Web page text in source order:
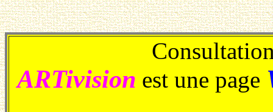
ARTivision est une page